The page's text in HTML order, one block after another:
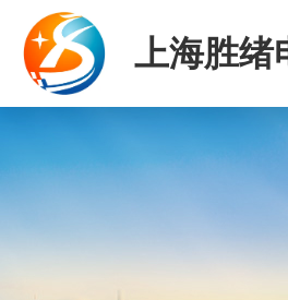
上海胜绪